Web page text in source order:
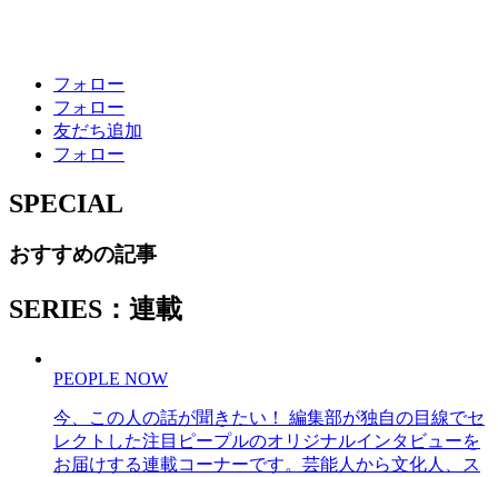
フォロー
フォロー
友だち追加
フォロー
SPECIAL
おすすめの記事
SERIES：連載
PEOPLE NOW
今、この人の話が聞きたい！ 編集部が独自の目線でセ
レクトした注目ピープルのオリジナルインタビューを
お届けする連載コーナーです。芸能人から文化人、ス